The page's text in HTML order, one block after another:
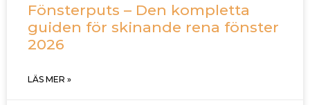
Fönsterputs – Den kompletta
guiden för skinande rena fönster
2026
LÄS MER »